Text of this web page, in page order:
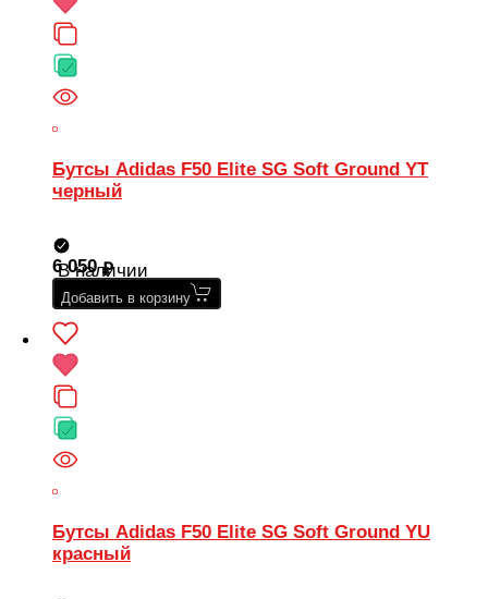
Бутсы Adidas F50 Elite SG Soft Ground YT
черный
В наличии
6 050
Добавить в корзину
Бутсы Adidas F50 Elite SG Soft Ground YU
красный